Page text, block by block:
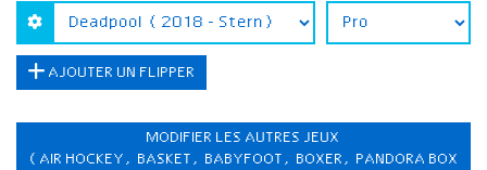
AJOUTER UN FLIPPER
MODIFIER LES AUTRES JEUX
(AIR HOCKEY, BASKET, BABYFOOT, BOXER, PANDORA BOX